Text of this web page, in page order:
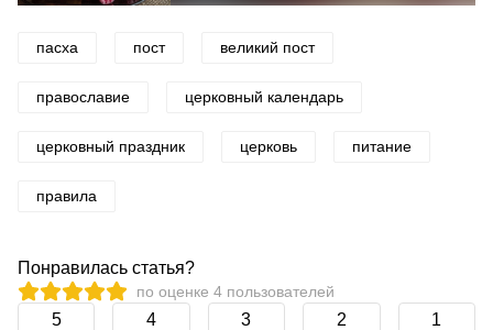
пасха пост великий пост
православие церковный календарь
церковный праздник церковь питание
правила
Понравилась статья?
по оценке 4 пользователей
5 4 3 2 1